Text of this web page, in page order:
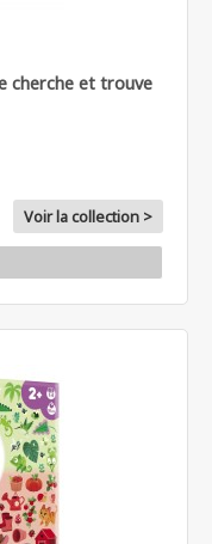
cherche et trouve
Voir la collection >